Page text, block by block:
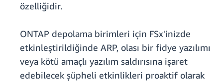
özelliğidir.
ONTAP depolama birimleri için FSx'inizde
etkinleştirildiğinde ARP, olası bir fidye yazılımı
veya kötü amaçlı yazılım saldırısına işaret
edebilecek şüpheli etkinlikleri proaktif olarak